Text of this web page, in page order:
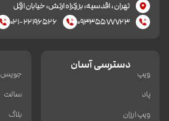
تهران، اقدسیه، بزرکراه ارتش، خیابان ازگل
۰۹۳۳۵۵۷۷۷۲۳
۰۲۱-۲۲۱۹۶۵۲۶
دسترسی آسان
ویپ
پاد
ویپ ارزان
جویس
سالت
بلاگ